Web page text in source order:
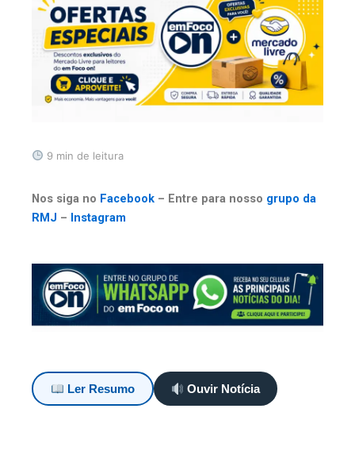
9 min de leitura
Nos siga no Facebook – Entre para nosso grupo da
RMJ – Instagram
Ler Resumo Ouvir Notícia